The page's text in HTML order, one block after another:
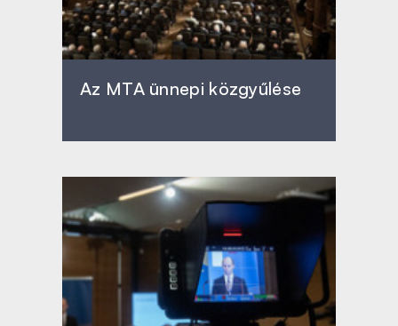
Az MTA ünnepi közgyűlése